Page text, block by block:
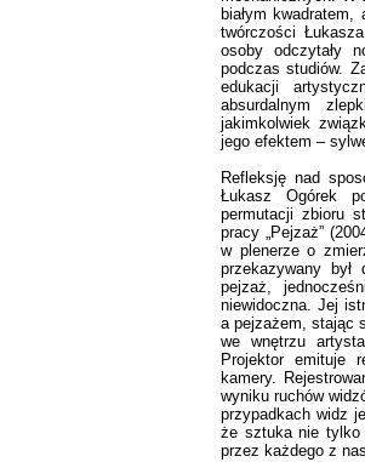
białym
twórczości
osoby odczytały
podczas studiów.
edukacji
absurdalnym
jakimkolwiek
jego efektem –
Refleksję nad
Łukasz Ogórek
permutacji zbioru
pracy „Pejzaż”
w plenerze o
przekazywany był
pejzaż,
niewidoczna. Jej
a pejzażem, stając
we wnętrzu
Projektor emituje
kamery.
wyniku ruchów
przypadkach widz
że sztuka nie tylko
przez każdego z